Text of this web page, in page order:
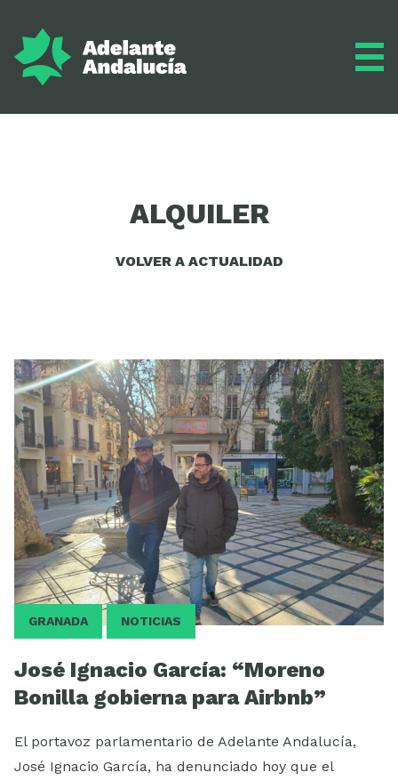
ESCUELA
ALQUILER
VOLVER A ACTUALIDAD
GRANADA NOTICIAS
José Ignacio García: “Moreno
Bonilla gobierna para Airbnb”
El portavoz parlamentario de Adelante Andalucía,
José Ignacio García, ha denunciado hoy que el